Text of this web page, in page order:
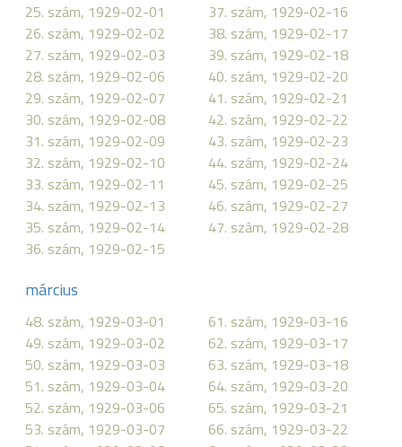
25. szám, 1929-02-01
26. szám, 1929-02-02
27. szám, 1929-02-03
28. szám, 1929-02-06
29. szám, 1929-02-07
30. szám, 1929-02-08
31. szám, 1929-02-09
32. szám, 1929-02-10
33. szám, 1929-02-11
34. szám, 1929-02-13
35. szám, 1929-02-14
36. szám, 1929-02-15
37. szám, 1929-02-16
38. szám, 1929-02-17
39. szám, 1929-02-18
40. szám, 1929-02-20
41. szám, 1929-02-21
42. szám, 1929-02-22
43. szám, 1929-02-23
44. szám, 1929-02-24
45. szám, 1929-02-25
46. szám, 1929-02-27
47. szám, 1929-02-28
március
48. szám, 1929-03-01
49. szám, 1929-03-02
50. szám, 1929-03-03
51. szám, 1929-03-04
52. szám, 1929-03-06
53. szám, 1929-03-07
61. szám, 1929-03-16
62. szám, 1929-03-17
63. szám, 1929-03-18
64. szám, 1929-03-20
65. szám, 1929-03-21
66. szám, 1929-03-22